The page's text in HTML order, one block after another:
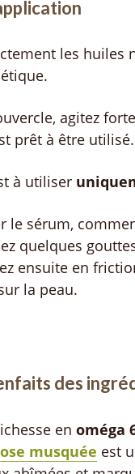
les huiles
agitez
prêt à être utilisé.
à utiliser
le sérum,
quelques
ensuite en
la peau.
des
en oméga
musquée est